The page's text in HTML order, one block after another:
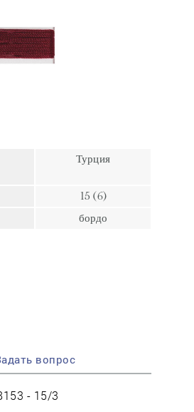
Турция
15 (6)
бордо
вопрос
- 15/3